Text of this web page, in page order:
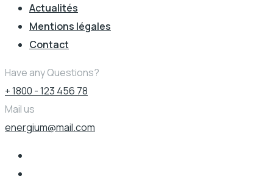
Actualités
Mentions légales
Contact
Have any Questions?
+ 1800 - 123 456 78
Mail us
energium@mail.com